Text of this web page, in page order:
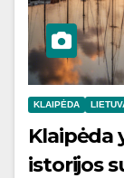
KLAIPĖDA
Klaipėda
istorijos